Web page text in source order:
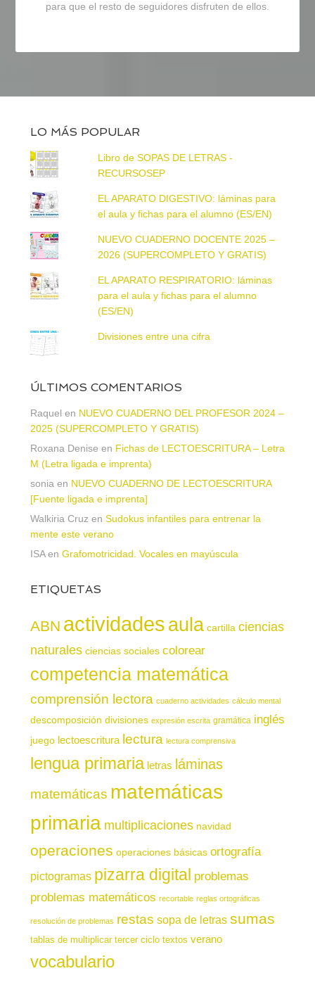
para que el resto de seguidores disfruten de ellos.
LO MÁS POPULAR
Libro de SOPAS DE LETRAS -
RECURSOSEP
EL APARATO DIGESTIVO: láminas para
el aula y fichas para el alumno (ES/EN)
NUEVO CUADERNO DOCENTE 2025 –
2026 (SUPERCOMPLETO Y GRATIS)
EL APARATO RESPIRATORIO: láminas
para el aula y fichas para el alumno
(ES/EN)
Divisiones entre una cifra
ÚLTIMOS COMENTARIOS
Raquel en NUEVO CUADERNO DEL PROFESOR 2024 –
2025 (SUPERCOMPLETO Y GRATIS)
Roxana Denise en Fichas de LECTOESCRITURA – Letra
M (Letra ligada e imprenta)
sonia en NUEVO CUADERNO DE LECTOESCRITURA
[Fuente ligada e imprenta]
Walkiria Cruz en Sudokus infantiles para entrenar la
mente este verano
ISAen Grafomotricidad. Vocales en mayúscula
ETIQUETAS
ABN actividadesaula cartilla ciencias
naturales ciencias sociales colorear
competencia matemática
comprensión lectora cuaderno actividades cálculo mental
descomposición divisiones expresión escrita gramática inglés
juego lectoescritura lectura lectura comprensiva
lengua primaria letras láminas
matemáticas matemáticas
primaria multiplicaciones navidad
operaciones operaciones básicas ortografía
pictogramas pizarra digital problemas
problemas matemáticos recortable reglas ortográficas
resolución de problemas restas sopa de letras sumas
tablas de multiplicar tercer ciclo textos verano
vocabulario